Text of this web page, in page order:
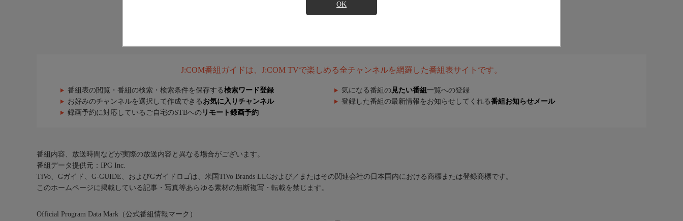
OK
J:COM番組ガイドは、J:COM TVで楽しめる全チャンネルを網羅した番組表サイトです。
番組表の閲覧・番組の検索・検索条件を保存する検索ワード登録 気になる番組の 見たい番組 一覧への登録
お好みのチャンネルを選択して作成できる お気に入りチャンネル 登録した番組の最新情報をお知らせしてくれる番組お知らせメール
録画予約に対応しているご自宅のSTBへの リモート録画予約
番組内容、放送時間などが実際の放送内容と異なる場合がございます。
番組データ提供元：IPG Inc.
TiVo、Gガイド、G-GUIDE、およびGガイドロゴは、米国TiVo Brands LLCおよび／またはその関連会社の日本国内における商標または登録商標です。
このホームページに掲載している記事・写真等あらゆる素材の無断複写・転載を禁じます。
Official Program Data Mark（公式番組情報マーク）